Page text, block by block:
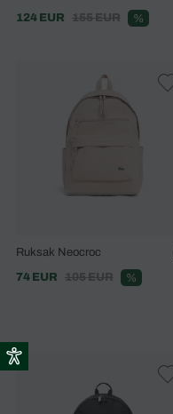
124 EUR 155 EUR %
Ruksak Neocroc
74 EUR
105 EUR %